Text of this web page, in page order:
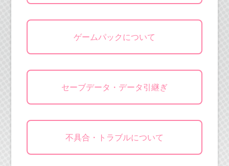
ゲームパックについて
セーブデータ・データ引継ぎ
不具合・トラブルについて